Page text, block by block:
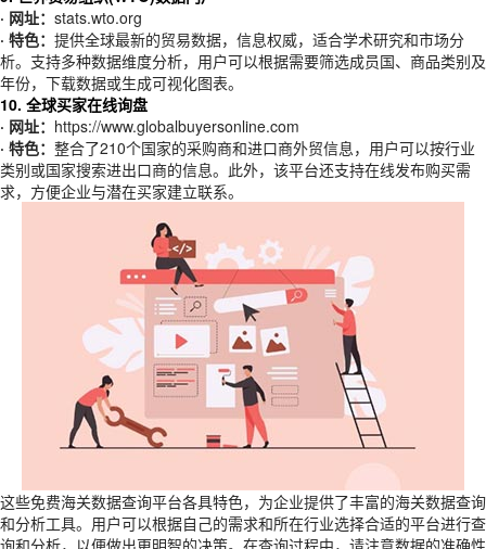
· 网址： stats.wto.org
· 特色： 提供全球最新的贸易数据，信息权威，适合学术研究和市场分
析。支持多种数据维度分析，用户可以根据需要筛选成员国、商品类别及
年份，下载数据或生成可视化图表。
10. 全球买家在线询盘
· 网址： https://www.globalbuyersonline.com
· 特色： 整合了210个国家的采购商和进口商外贸信息，用户可以按行业
类别或国家搜索进出口商的信息。此外，该平台还支持在线发布购买需
求，方便企业与潜在买家建立联系。
这些免费海关数据查询平台各具特色，为企业提供了丰富的海关数据查询
和分析工具。用户可以根据自己的需求和所在行业选择合适的平台进行查